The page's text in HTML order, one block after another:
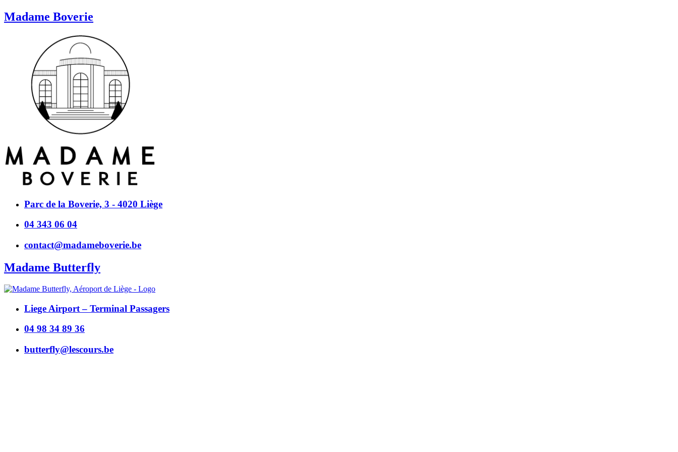
Madame Boverie
Parc de la Boverie, 3 - 4020 Liège
04 343 06 04
contact@madameboverie.be
Madame Butterfly
Liege Airport – Terminal Passagers
04 98 34 89 36
butterfly@lescours.be